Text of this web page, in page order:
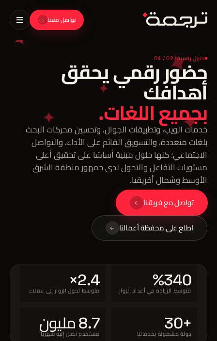
تواصل معنا
حلول رقمية · 02 / 04
خدمات الويب، وتطبيقات الجوال، وتحسين محركات البحث
بلغات متعددة، والتسويق القائم على الأداء، والتواصل
الاجتماعي؛ كلها حلول مبنية أساسًا على تحقيق أعلى
مستويات التفاعل والتحول لدى جمهور منطقة الشرق
الأوسط وشمال أفريقيا.
تواصل مع فريقنا
اطلع على محفظة أعمالنا
%340
متوسط الزيادة في أعداد الزوار 2.4×
متوسط تحول الزوار إلى عملاء
+30
دولة مشمولة بخدماتنا 8.7 مليون
مستخدم نصل إليه شهريًا